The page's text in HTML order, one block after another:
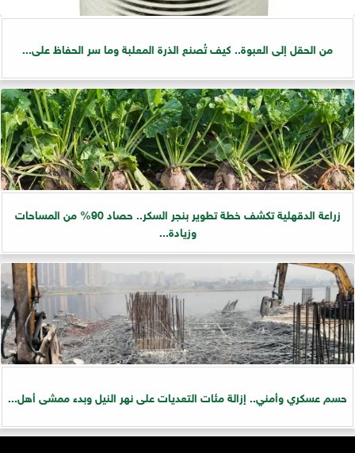
من الحقل إلى العبوة.. كيف تُصنع الذرة المعلبة وما سر الحفاظ على...
زراعة الدقهلية تكشف خطة تطوير بنجر السكر.. حصاد 90% من المساحات
وزيادة...
حسم عسكري وأمني.. إزالة مئات التعديات على نهر النيل وبدء ممشى أهل...